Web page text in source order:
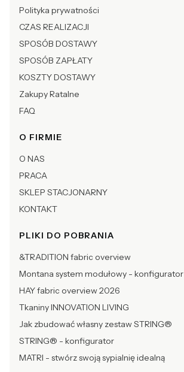
Polityka prywatności
CZAS REALIZACJI
SPOSÓB DOSTAWY
SPOSÓB ZAPŁATY
KOSZTY DOSTAWY
Zakupy Ratalne
FAQ
O FIRMIE
O NAS
PRACA
SKLEP STACJONARNY
KONTAKT
PLIKI DO POBRANIA
&TRADITION fabric overview
Montana system modułowy - konfigurator
HAY fabric overview 2026
Tkaniny INNOVATION LIVING
Jak zbudować własny zestaw STRING®
STRING® - konfigurator
MATRI - stwórz swoją sypialnię idealną